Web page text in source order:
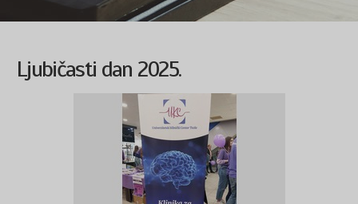
Ljubičasti dan 2025.